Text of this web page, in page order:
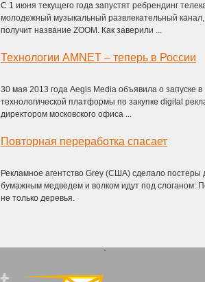
С 1 июня текущего года запустят ребрендинг
молодежный музыкальный развлекательный
получит название ZOOM. Как заверили ...
Технологии AMNET – теперь в России
30 мая 2013 года Aegis Media объявила о запуске
технологической платформы по закупке digital
директором московского офиса ...
Повторная переработка спасает
Рекламное агентство Grey (США) сделало
бумажным медведем и волком идут под слоганом:
не только деревья.
`